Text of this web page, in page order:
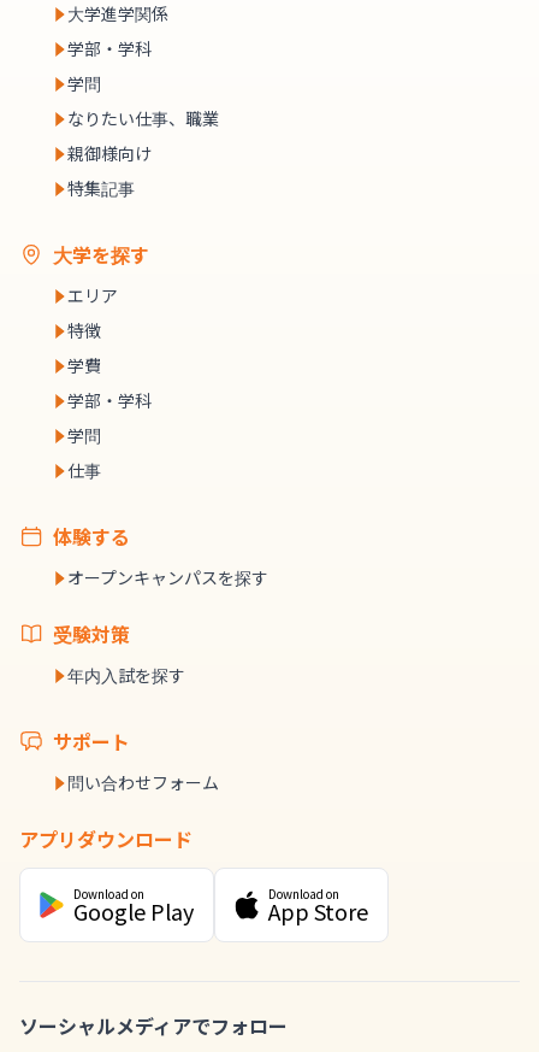
大学進学関係
学部・学科
学問
なりたい仕事、職業
親御様向け
特集記事
大学を探す
エリア
特徴
学費
学部・学科
学問
仕事
体験する
オープンキャンパスを探す
受験対策
年内入試を探す
サポート
問い合わせフォーム
アプリダウンロード
Download on
Google Play
Download on
App Store
ソーシャルメディアでフォロー